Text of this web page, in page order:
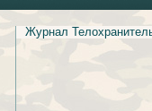
Журнал